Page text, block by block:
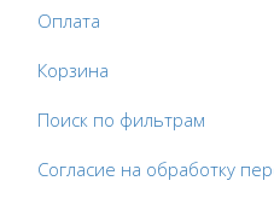
Оплата
Корзина
Поиск по фильтрам
Согласие на обработку